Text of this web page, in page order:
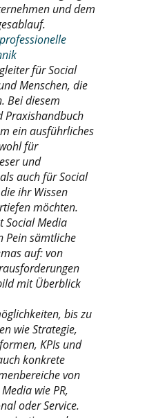
und dem
für Social
Menschen, die
Bei diesem
Praxishandbuch
ein ausführliches
für
und
auch für Social
ihr Wissen
möchten.
Social Media
Pein sämtliche
auf: von
mit Überblick
bis zu
wie Strategie,
KPIs und
konkrete
von
wie PR,
oder Service.